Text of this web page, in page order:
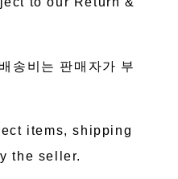
송비는 판매자가 부
items, shipping
the seller.